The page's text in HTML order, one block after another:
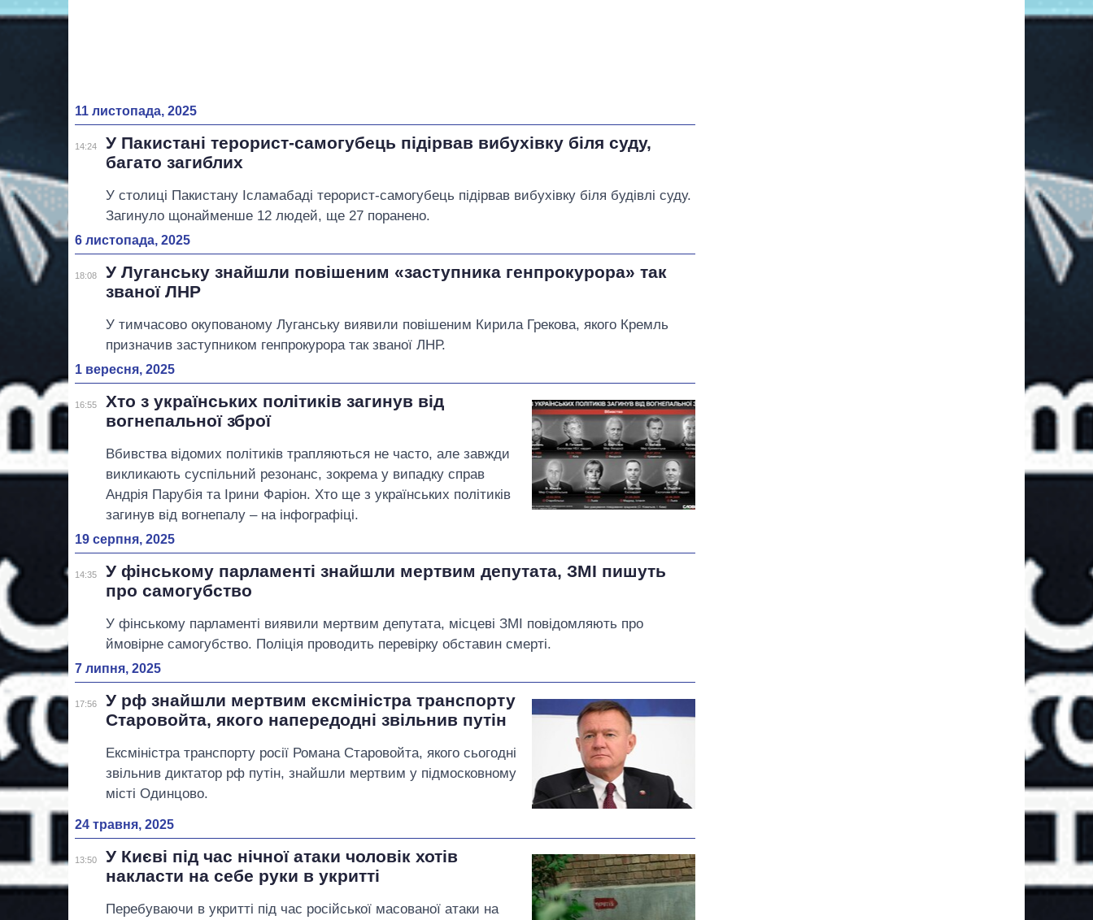
11 листопада, 2025
14:24
У Пакистані терорист-самогубець підірвав вибухівку біля суду,
багато загиблих
У столиці Пакистану Ісламабаді терорист-самогубець підірвав вибухівку біля будівлі суду.
Загинуло щонайменше 12 людей, ще 27 поранено.
6 листопада, 2025
18:08
У Луганську знайшли повішеним «заступника генпрокурора» так
званої ЛНР
У тимчасово окупованому Луганську виявили повішеним Кирила Грекова, якого Кремль
призначив заступником генпрокурора так званої ЛНР.
1 вересня, 2025
16:55
Хто з українських політиків загинув від
вогнепальної зброї
Вбивства відомих політиків трапляються не часто, але завжди
викликають суспільний резонанс, зокрема у випадку справ
Андрія Парубія та Ірини Фаріон. Хто ще з українських політиків
загинув від вогнепалу – на інфографіці.
19 серпня, 2025
14:35
У фінському парламенті знайшли мертвим депутата, ЗМІ пишуть
про самогубство
У фінському парламенті виявили мертвим депутата, місцеві ЗМІ повідомляють про
ймовірне самогубство. Поліція проводить перевірку обставин смерті.
7 липня, 2025
17:56
У рф знайшли мертвим ексміністра транспорту
Старовойта, якого напередодні звільнив путін
Ексміністра транспорту росії Романа Старовойта, якого сьогодні
звільнив диктатор рф путін, знайшли мертвим у підмосковному
місті Одинцово.
24 травня, 2025
13:50
У Києві під час нічної атаки чоловік хотів
накласти на себе руки в укритті
Перебуваючи в укритті під час російської масованої атаки на